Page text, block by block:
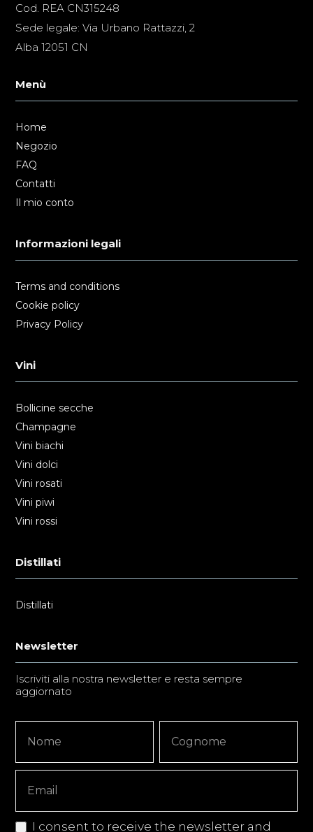
Cod. REA CN315248
Sede legale: Via Urbano Rattazzi, 2
Alba 12051 CN
Menù
Home
Negozio
FAQ
Contatti
Il mio conto
Informazioni legali
Terms and conditions
Cookie policy
Privacy Policy
Vini
Bollicine secche
Champagne
Vini biachi
Vini dolci
Vini rosati
Vini piwi
Vini rossi
Distillati
Distillati
Newsletter
Iscriviti alla nostra newsletter e resta sempre
aggiornato
Signup
Copy
I consent to receive the newsletter and